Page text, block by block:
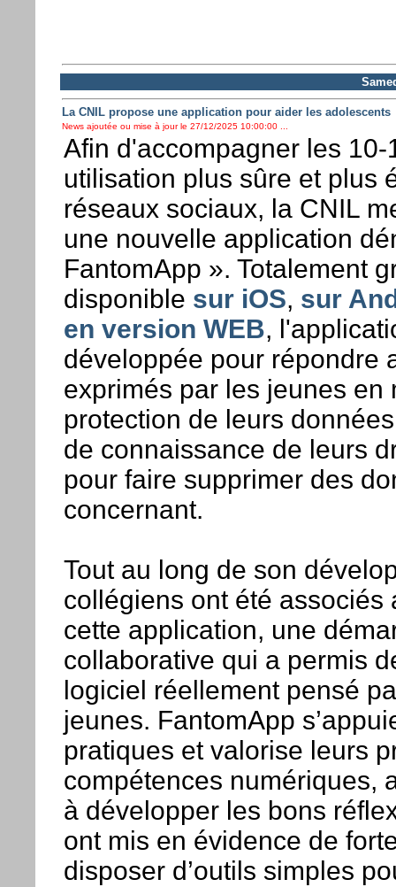
La CNIL propose une application pour aider les adolescents
News ajoutée ou mise à jour le 27/12/2025 10:00:00 ...
Afin d'accompagner les
utilisation plus sûre et plus
réseaux sociaux, la CNIL
une nouvelle application
FantomApp ». Totalement
disponible sur iOS, sur
en version WEB,
développée pour répondre
exprimés par les jeunes en
protection de leurs
de connaissance de leurs
pour faire supprimer des
concernant.
Tout au long de son
collégiens ont été associés
cette application, une
collaborative qui a permis
logiciel réellement pensé
jeunes. FantomApp
pratiques et valorise leurs
compétences numériques,
à développer les bons
ont mis en évidence de
disposer d’outils simples